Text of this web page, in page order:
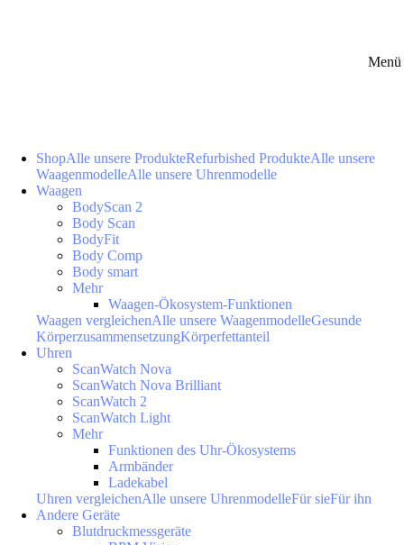
Menü
ShopAlle unsere ProdukteRefurbished ProdukteAlle unsere
WaagenmodelleAlle unsere Uhrenmodelle
Waagen
BodyScan 2
Body Scan
BodyFit
Body Comp
Body smart
Mehr
Waagen-Ökosystem-Funktionen
Waagen vergleichenAlle unsere WaagenmodelleGesunde
KörperzusammensetzungKörperfettanteil
Uhren
ScanWatch Nova
ScanWatch Nova Brilliant
ScanWatch 2
ScanWatch Light
Mehr
Funktionen des Uhr-Ökosystems
Armbänder
Ladekabel
Uhren vergleichenAlle unsere UhrenmodelleFür sieFür ihn
Andere Geräte
Blutdruckmessgeräte